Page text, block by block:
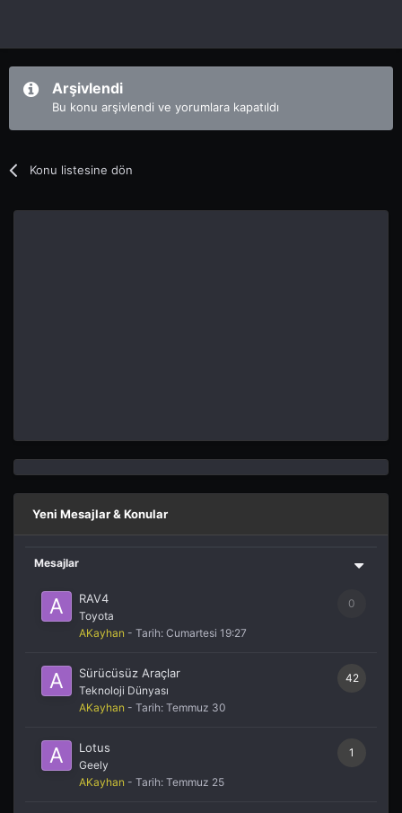
Arşivlendi
Bu konu arşivlendi ve yorumlara kapatıldı
Konu listesine dön
Yeni Mesajlar & Konular
Mesajlar
0
RAV4
Toyota
AKayhan - Tarih: Cumartesi 19:27
42
Sürücüsüz Araçlar
Teknoloji Dünyası
AKayhan - Tarih: Temmuz 30
1
Lotus
Geely
AKayhan - Tarih: Temmuz 25